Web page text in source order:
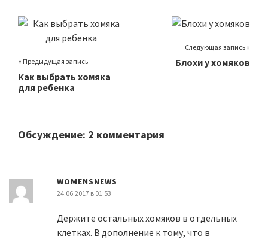
« Предыдущая запись
Как выбрать хомяка
для ребенка
Следующая запись »
Блохи у хомяков
Обсуждение: 2 комментария
WOMENSNEWS
24.06.2017 в 01:53
Держите остальных хомяков в отдельных
клетках. В дополнение к тому, что в